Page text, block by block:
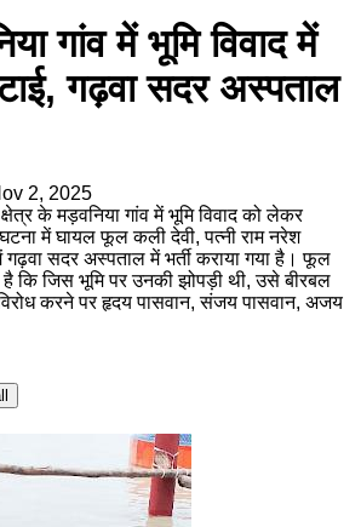
गांव में भूमि विवाद में
गढ़वा सदर अस्पताल
2, 2025
के मड़वनिया गांव में भूमि विवाद को लेकर
में घायल फूल कली देवी, पत्नी राम नरेश
गढ़वा सदर अस्पताल में भर्ती कराया गया है। फूल
कि जिस भूमि पर उनकी झोपड़ी थी, उसे बीरबल
करने पर हृदय पासवान, संजय पासवान, अजय